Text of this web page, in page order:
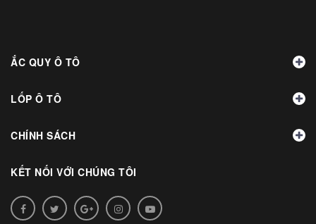
ẮC QUY Ô TÔ
LỐP Ô TÔ
CHÍNH SÁCH
KẾT NỐI VỚI CHÚNG TÔI